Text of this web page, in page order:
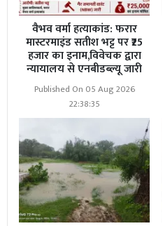
वैभव वर्मा हत्याकांड: फरार
मास्टरमाइंड सतीश भट्ट पर ₹25
हजार का इनाम,विवेचक द्वारा
न्यायालय से एनबीडब्ल्यू जारी
Published On 05 Aug 2026
22:38:35